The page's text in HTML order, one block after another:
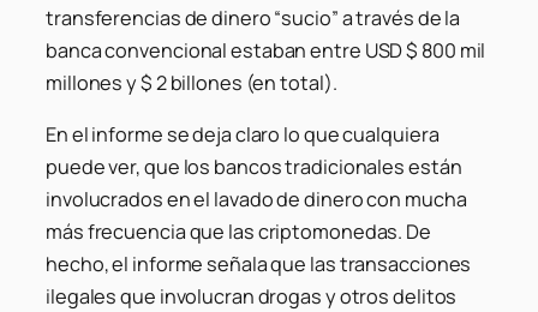
transferencias de dinero “sucio” a través de la
banca convencional estaban entre USD $ 800 mil
millones y $ 2 billones (en total).
En el informe se deja claro lo que cualquiera
puede ver, que los bancos tradicionales están
involucrados en el lavado de dinero con mucha
más frecuencia que las criptomonedas. De
hecho, el informe señala que las transacciones
ilegales que involucran drogas y otros delitos